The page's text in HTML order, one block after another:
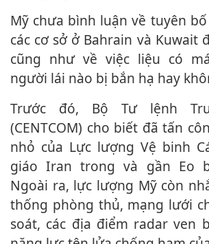
Mỹ chưa bình luận về tuyên bố của Iran rằng
các cơ sở ở Bahrain và Kuwait
cũng như về việc liệu có
người lái nào bị bắn hạ hay
Trước đó, Bộ Tư lệnh Trung tâm Mỹ
(CENTCOM) cho biết đã tấn
nhỏ của Lực lượng Vệ binh
giáo Iran trong và gần Eo
Ngoài ra, lực lượng Mỹ còn
thống phòng thủ, mạng lưới
soát, các địa điểm radar ven